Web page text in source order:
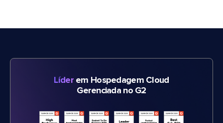
Líderem Hospedagem Cloud
Gerenciada no G2